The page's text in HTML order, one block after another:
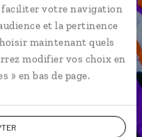
faciliter votre navigation
et la pertinence
maintenant quels
modifier vos choix en
» en bas de page.
avant,
DEVIS